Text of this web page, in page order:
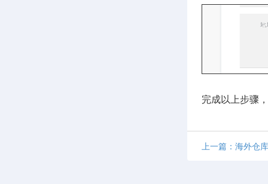
完成以上步骤
上一篇：海外仓